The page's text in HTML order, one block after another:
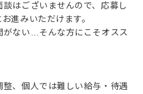
はございませんので、応募し
進みいただけます。
がない…そんな方にこそオスス
、個人では難しい給与・待遇